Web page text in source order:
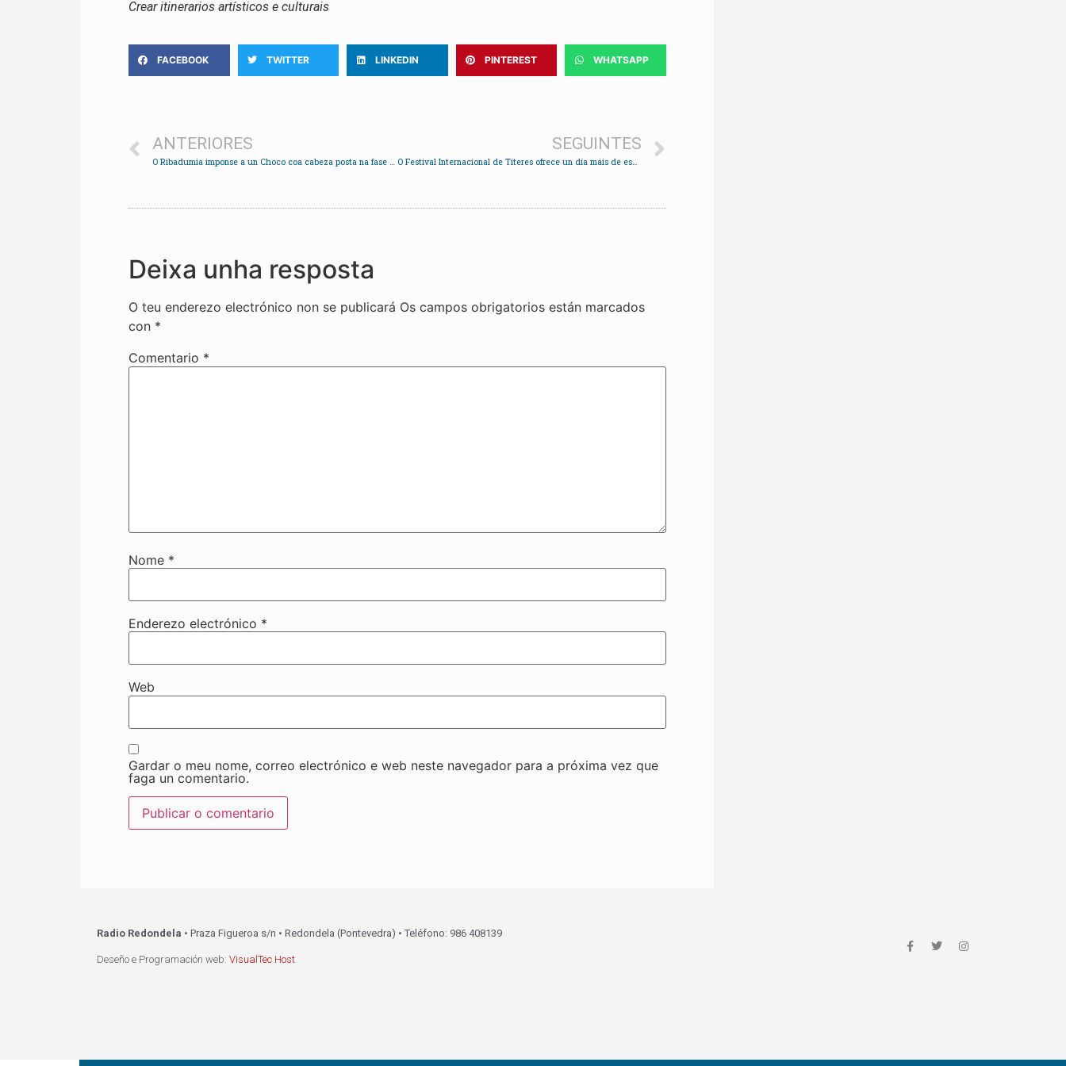
Crear itinerarios artísticos e culturais
FACEBOOK TWITTER LINKEDIN PINTEREST WHATSAPP
ANTERIORES
O Ribadumia imponse a un Choco coa cabeza posta na fase de ascenso
SEGUINTES
O Festival Internacional de Títeres ofrece un día máis de espectáculos na rúa e nas salas
Deixa unha resposta
O teu enderezo electrónico non se publicará Os campos obrigatorios están marcados
con *
Comentario *
Nome *
Enderezo electrónico *
Web
Gardar o meu nome, correo electrónico e web neste navegador para a próxima vez que
faga un comentario.
Radio Redondela • Praza Figueroa s/n • Redondela (Pontevedra) • Teléfono: 986 408139
Deseño e Programación web: VisualTec Host